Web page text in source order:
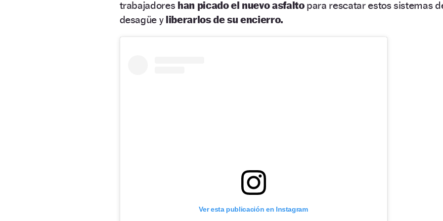
trabajadores han picado el nuevo asfalto para rescatar estos sistemas
desagüe y liberarlos de su encierro.
Ver esta publicación en Instagram